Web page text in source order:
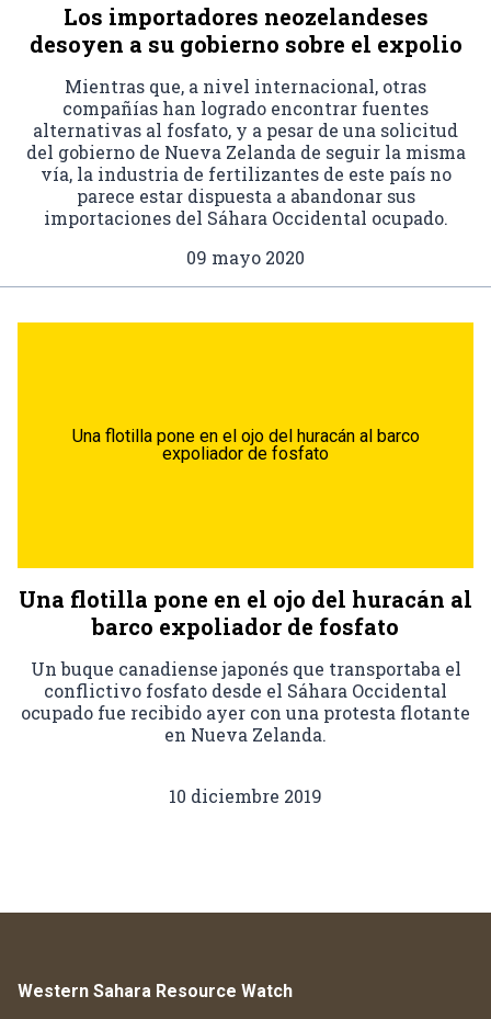
Los importadores neozelandeses
desoyen a su gobierno sobre el expolio
Mientras que, a nivel internacional, otras
compañías han logrado encontrar fuentes
alternativas al fosfato, y a pesar de una solicitud
del gobierno de Nueva Zelanda de seguir la misma
vía, la industria de fertilizantes de este país no
parece estar dispuesta a abandonar sus
importaciones del Sáhara Occidental ocupado.
09 mayo 2020
Una flotilla pone en el ojo del huracán al barco
expoliador de fosfato
Una flotilla pone en el ojo del huracán al
barco expoliador de fosfato
Un buque canadiense japonés que transportaba el
conflictivo fosfato desde el Sáhara Occidental
ocupado fue recibido ayer con una protesta flotante
en Nueva Zelanda.
10 diciembre 2019
Western Sahara Resource Watch